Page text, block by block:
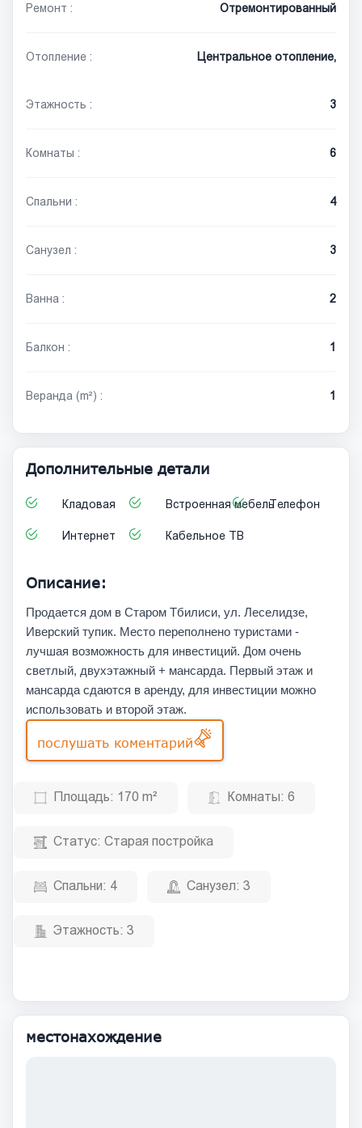
Ремонт : Отремонтированный
Отопление : Центральное отопление,
Этажность : 3
Комнаты : 6
Спальни : 4
Санузел : 3
Ванна : 2
Балкон : 1
Веранда (m²) : 1
Дополнительные детали
Кладовая Встроенная мебельТелефон
Интернет Кабельное ТВ
Описание:
Продается дом в Старом Тбилиси, ул. Леселидзе,
Иверский тупик. Место переполнено туристами -
лучшая возможность для инвестиций. Дом очень
светлый, двухэтажный + мансарда. Первый этаж и
мансарда сдаются в аренду, для инвестиции можно
использовать и второй этаж.
послушать коментарий
Площадь: 170 m² Комнаты: 6
Статус: Старая постройка
Спальни: 4 Санузел: 3
Этажность: 3
местонахождение